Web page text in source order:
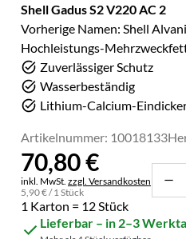
Shell Gadus S2 V220 AC 2
Vorherige Namen: Shell
Hochleistungs-
Zuverlässiger Schutz
Wasserbeständig
Lithium-Calcium-
Artikelnummer: 10018133
70,80€
Steuerhinweis:
inkl. MwSt. zzgl. Versandkosten
5 90€/ 1 Stück
1 Karton = 12 Stück
Lieferbar – in 2–3